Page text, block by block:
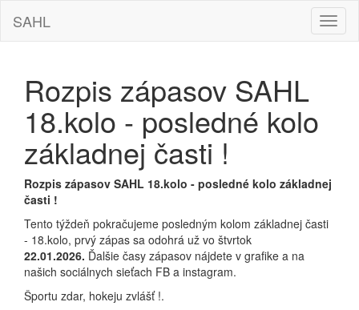
SAHL
Rozpis zápasov SAHL
18.kolo - posledné kolo
základnej časti !
Rozpis zápasov SAHL 18.kolo - posledné kolo základnej
časti !
Tento týždeň pokračujeme posledným kolom základnej časti
- 18.kolo, prvý zápas sa odohrá už vo štvrtok
22.01.2026. Ďalšie časy zápasov nájdete v grafike a na
našich sociálnych sieťach FB a instagram.
Športu zdar, hokeju zvlášť !.